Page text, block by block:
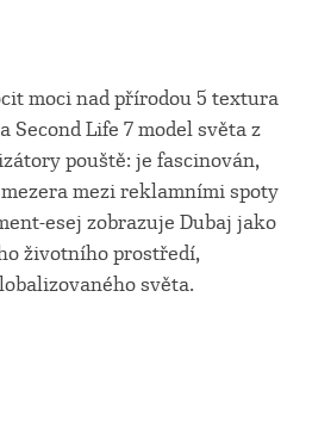
moci nad přírodou 5 textura
Life 7 model světa z
pouště: je fascinován,
mezi reklamními spoty
esej zobrazuje Dubaj jako
životního prostředí,
světa.